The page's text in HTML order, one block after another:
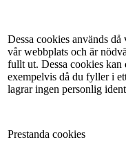
Dessa cookies används
vår webbplats och är
fullt ut. Dessa cookies kan
exempelvis då du fyller i
lagrar ingen personlig
Prestanda cookies